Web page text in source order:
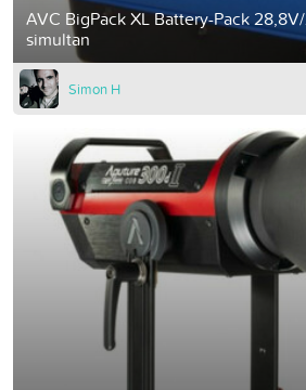
AVC BigPack XL Battery-Pack
simultan
Simon H